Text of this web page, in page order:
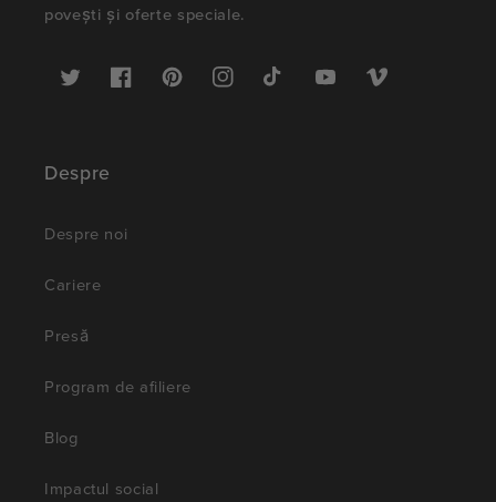
povești și oferte speciale.
Twitter FacebookPinterestInstagramTikTok YouTubeVimeo
Despre
Despre noi
Cariere
Presă
Program de afiliere
Blog
Impactul social